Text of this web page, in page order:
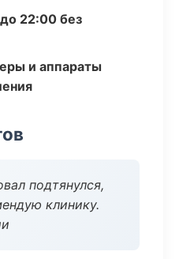
22:00 без
и аппараты
подтянулся,
клинику.